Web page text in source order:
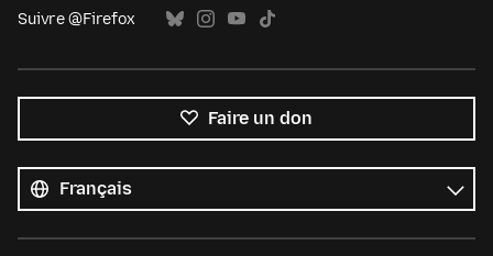
Suivre @Firefox
Faire un don
les
langues
Langue